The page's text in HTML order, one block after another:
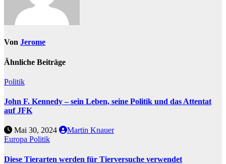
Von Jerome
Ähnliche Beiträge
Politik
John F. Kennedy – sein Leben, seine Politik und das Attentat
auf JFK
Mai 30, 2024
Martin Knauer
Europa Politik
Diese Tierarten werden für Tierversuche verwendet